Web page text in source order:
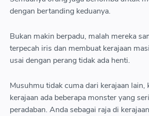
dengan bertanding keduanya.
Bukan makin berpadu, malah mereka
terpecah iris dan membuat kerajaan
usai dengan perang tidak ada henti.
Musuhmu tidak cuma dari kerajaan lain,
kerajaan ada beberapa monster yang
peradaban. Anda sebagai raja di